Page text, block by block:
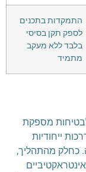
התמקדות בתכנים
לספק תקן בסיסי
בלבד ללא מעקב
מתמיד
מספקת
ייחודיות
כחלק מהתהליך,